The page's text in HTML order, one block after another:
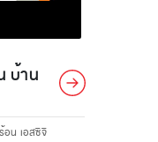
บ้าน
น เอสซีจี